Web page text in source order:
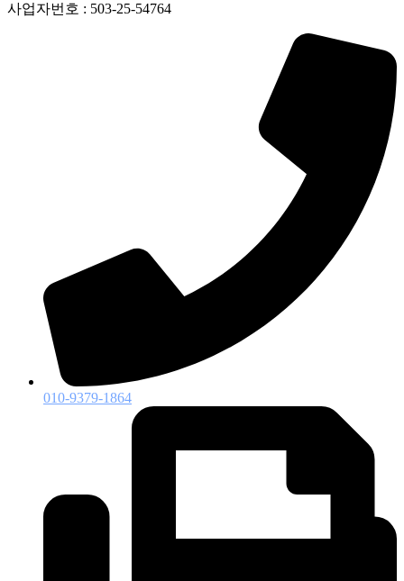
사업자번호 : 503-25-54764
010-9379-1864